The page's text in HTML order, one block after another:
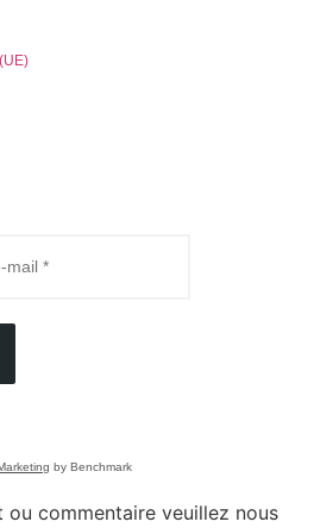
by Benchmark
ou commentaire veuillez nous